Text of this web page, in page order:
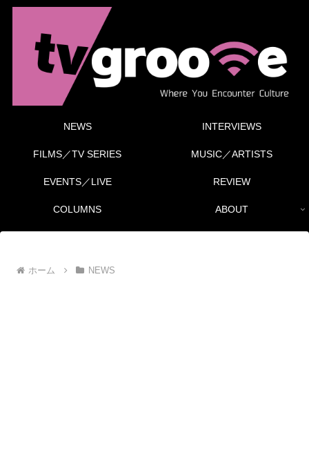
NEWS INTERVIEWS
FILMS／TV SERIES MUSIC／ARTISTS
EVENTS／LIVE REVIEW
COLUMNS ABOUT
ホーム NEWS